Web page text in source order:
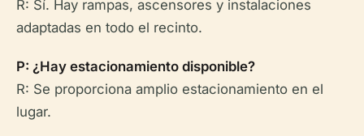
R: Sí. Hay rampas, ascensores y instalaciones
adaptadas en todo el recinto.
P: ¿Hay estacionamiento disponible?
R: Se proporciona amplio estacionamiento en el
lugar.